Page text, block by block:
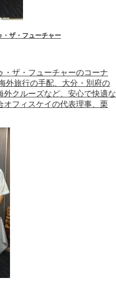
・ザ・フューチャー
・ザ・フューチャーのコーナ
外旅行の手配、大分・別府の
クルーズなど、安心で快適な
オフィスケイの代表理事、栗